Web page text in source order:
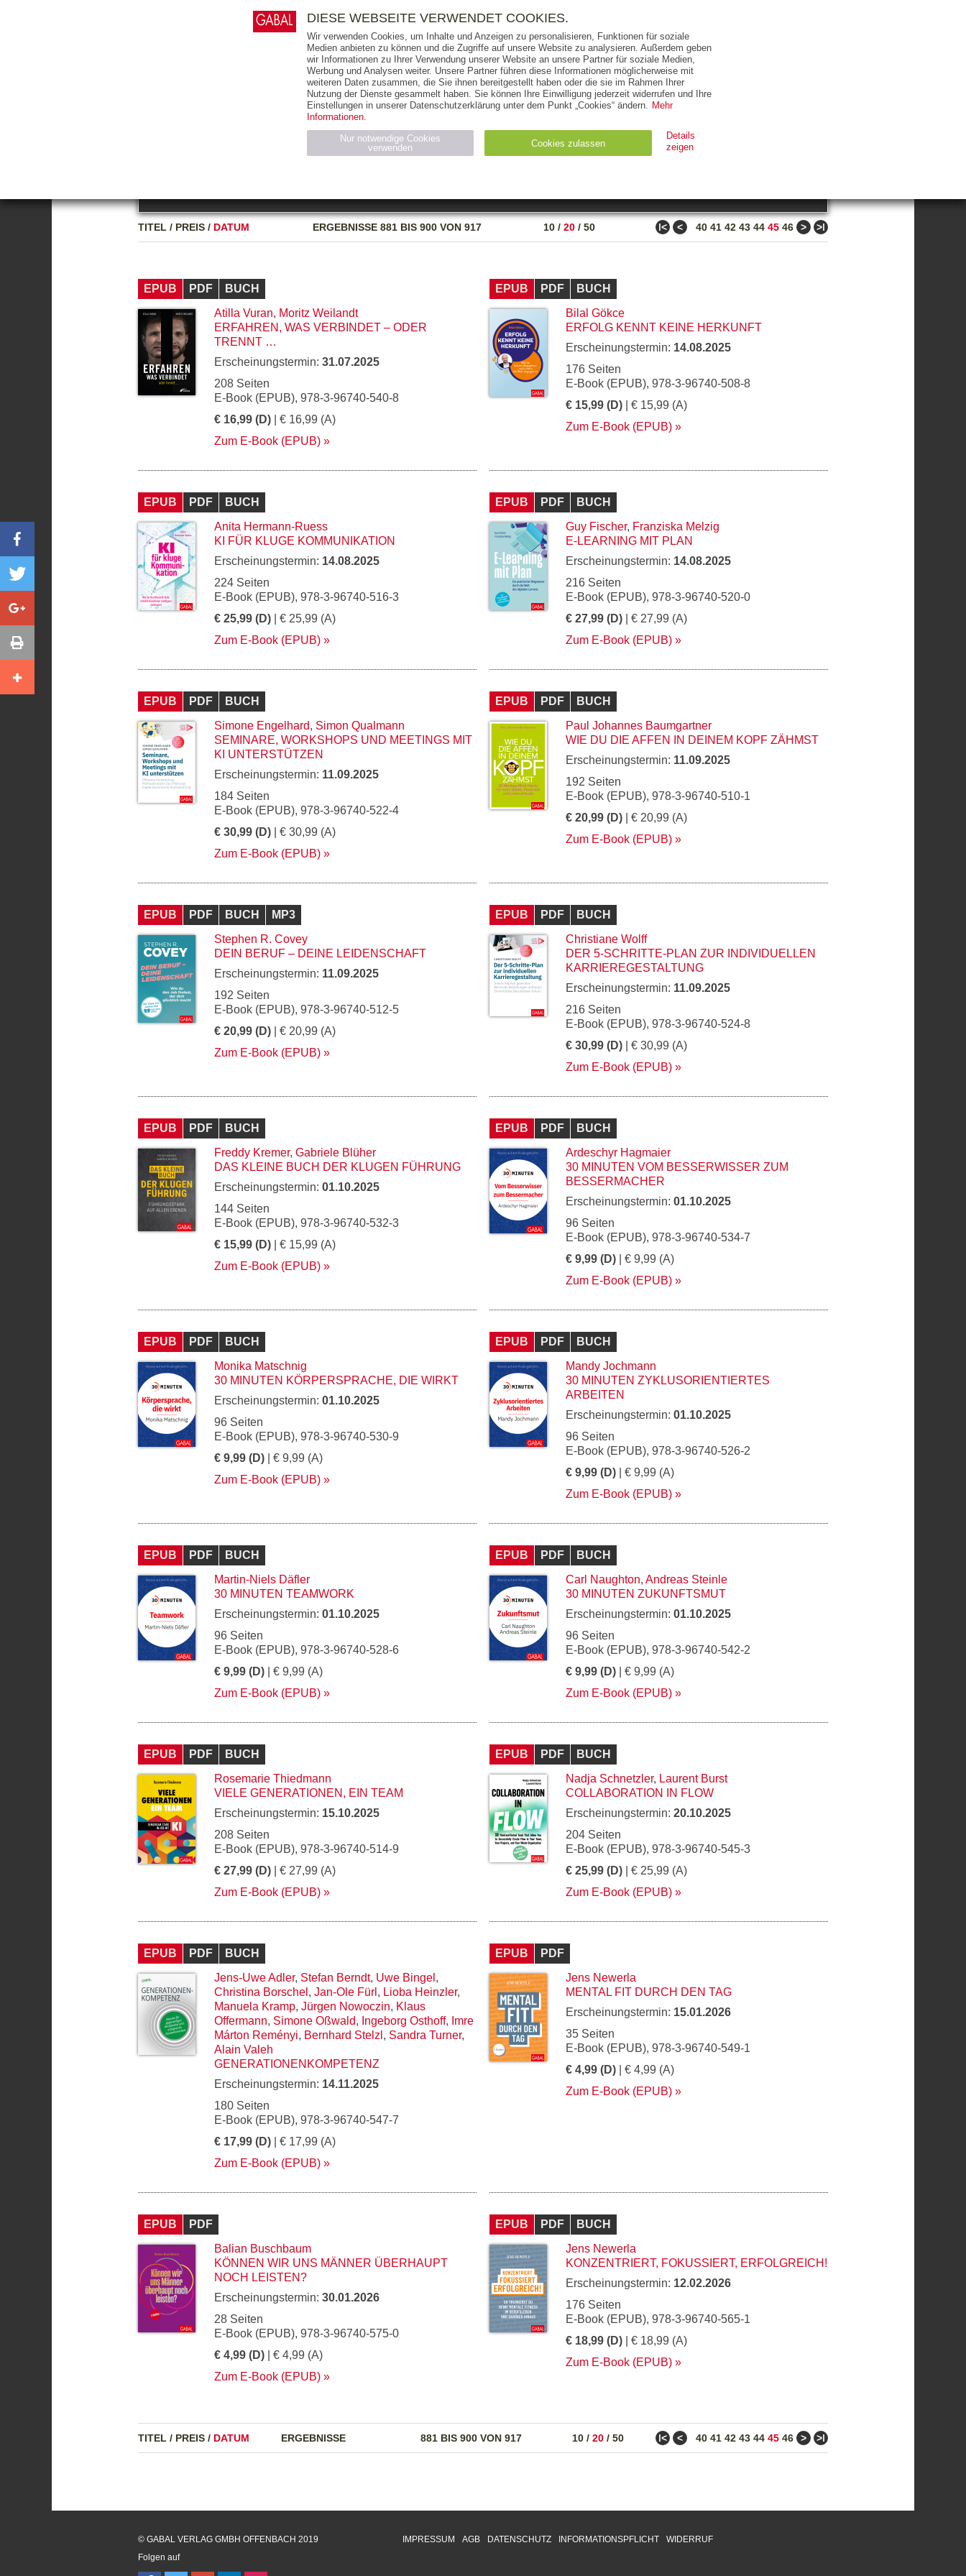
AUSGABEART AUS DER REIHE ZUM THEMA
TITEL / PREIS / DATUM ERGEBNISSE881 BIS 900 VON 917 10 / 20 / 50 ǀ< < 40 41 42 43 44 45 46 > >ǀ
EPUB PDF
BUCH
Atilla Vuran, Moritz Weilandt
ERFAHREN, WAS VERBINDET – ODER
TRENNT …
Erscheinungstermin: 31.07.2025
208 Seiten
E-Book (EPUB), 978-3-96740-540-8
€ 16,99 (D) | € 16,99 (A)
Zum E-Book (EPUB)
EPUB PDF
BUCH
Bilal Gökce
ERFOLG KENNT KEINE HERKUNFT
Erscheinungstermin: 14.08.2025
176 Seiten
E-Book (EPUB), 978-3-96740-508-8
€ 15,99 (D) | € 15,99 (A)
Zum E-Book (EPUB)
EPUB PDF
BUCH
Anita Hermann-Ruess
KI FÜR KLUGE KOMMUNIKATION
Erscheinungstermin: 14.08.2025
224 Seiten
E-Book (EPUB), 978-3-96740-516-3
€ 25,99 (D) | € 25,99 (A)
Zum E-Book (EPUB)
EPUB PDF
BUCH
Guy Fischer, Franziska Melzig
E-LEARNING MIT PLAN
Erscheinungstermin: 14.08.2025
216 Seiten
E-Book (EPUB), 978-3-96740-520-0
€ 27,99 (D) | € 27,99 (A)
Zum E-Book (EPUB)
EPUB PDF
BUCH
Simone Engelhard, Simon Qualmann
SEMINARE, WORKSHOPS UND MEETINGS MIT
KI UNTERSTÜTZEN
Erscheinungstermin: 11.09.2025
184 Seiten
E-Book (EPUB), 978-3-96740-522-4
€ 30,99 (D) | € 30,99 (A)
Zum E-Book (EPUB)
EPUB PDF
BUCH
Paul Johannes Baumgartner
WIE DU DIE AFFEN IN DEINEM KOPF ZÄHMST
Erscheinungstermin: 11.09.2025
192 Seiten
E-Book (EPUB), 978-3-96740-510-1
€ 20,99 (D) | € 20,99 (A)
Zum E-Book (EPUB)
EPUB PDF BUCH
MP3
Stephen R. Covey
DEIN BERUF – DEINE LEIDENSCHAFT
Erscheinungstermin: 11.09.2025
192 Seiten
E-Book (EPUB), 978-3-96740-512-5
€ 20,99 (D) | € 20,99 (A)
Zum E-Book (EPUB)
EPUB PDF
BUCH
Christiane Wolff
DER 5-SCHRITTE-PLAN ZUR INDIVIDUELLEN
KARRIEREGESTALTUNG
Erscheinungstermin: 11.09.2025
216 Seiten
E-Book (EPUB), 978-3-96740-524-8
€ 30,99 (D) | € 30,99 (A)
Zum E-Book (EPUB)
EPUB PDF
BUCH
Freddy Kremer, Gabriele Blüher
DAS KLEINE BUCH DER KLUGEN FÜHRUNG
Erscheinungstermin: 01.10.2025
144 Seiten
E-Book (EPUB), 978-3-96740-532-3
€ 15,99 (D) | € 15,99 (A)
Zum E-Book (EPUB)
EPUB PDF
BUCH
Ardeschyr Hagmaier
30 MINUTEN VOM BESSERWISSER ZUM
BESSERMACHER
Erscheinungstermin: 01.10.2025
96 Seiten
E-Book (EPUB), 978-3-96740-534-7
€ 9,99 (D) | € 9,99 (A)
Zum E-Book (EPUB)
EPUB PDF
BUCH
Monika Matschnig
30 MINUTEN KÖRPERSPRACHE, DIE WIRKT
Erscheinungstermin: 01.10.2025
96 Seiten
E-Book (EPUB), 978-3-96740-530-9
€ 9,99 (D) | € 9,99 (A)
Zum E-Book (EPUB)
EPUB PDF
BUCH
Mandy Jochmann
30 MINUTEN ZYKLUSORIENTIERTES
ARBEITEN
Erscheinungstermin: 01.10.2025
96 Seiten
E-Book (EPUB), 978-3-96740-526-2
€ 9,99 (D) | € 9,99 (A)
Zum E-Book (EPUB)
EPUB PDF
BUCH
Martin-Niels Däfler
30 MINUTEN TEAMWORK
Erscheinungstermin: 01.10.2025
96 Seiten
E-Book (EPUB), 978-3-96740-528-6
€ 9,99 (D) | € 9,99 (A)
Zum E-Book (EPUB)
EPUB PDF
BUCH
Carl Naughton, Andreas Steinle
30 MINUTEN ZUKUNFTSMUT
Erscheinungstermin: 01.10.2025
96 Seiten
E-Book (EPUB), 978-3-96740-542-2
€ 9,99 (D) | € 9,99 (A)
Zum E-Book (EPUB)
EPUB PDF
BUCH
Rosemarie Thiedmann
VIELE GENERATIONEN, EIN TEAM
Erscheinungstermin: 15.10.2025
208 Seiten
E-Book (EPUB), 978-3-96740-514-9
€ 27,99 (D) | € 27,99 (A)
Zum E-Book (EPUB)
EPUB PDF
BUCH
Nadja Schnetzler, Laurent Burst
COLLABORATION IN FLOW
Erscheinungstermin: 20.10.2025
204 Seiten
E-Book (EPUB), 978-3-96740-545-3
€ 25,99 (D) | € 25,99 (A)
Zum E-Book (EPUB)
EPUB PDF
BUCH
Jens-Uwe Adler, Stefan Berndt, Uwe Bingel ,
Christina Borschel , Jan-Ole Fürl , Lioba Heinzler,
Manuela Kramp, Jürgen Nowoczin, Klaus
Offermann, Simone Oßwald, Ingeborg Osthoff, Imre
Márton Reményi, Bernhard Stelzl , Sandra Turner,
Alain Valeh
GENERATIONENKOMPETENZ
Erscheinungstermin: 14.11.2025
180 Seiten
E-Book (EPUB), 978-3-96740-547-7
€ 17,99 (D) | € 17,99 (A)
Zum E-Book (EPUB)
EPUB
PDF
Jens Newerla
MENTAL FIT DURCH DEN TAG
Erscheinungstermin: 15.01.2026
35 Seiten
E-Book (EPUB), 978-3-96740-549-1
€ 4,99 (D) | € 4,99 (A)
Zum E-Book (EPUB)
EPUB
PDF
Balian Buschbaum
KÖNNEN WIR UNS MÄNNER ÜBERHAUPT
NOCH LEISTEN?
Erscheinungstermin: 30.01.2026
28 Seiten
E-Book (EPUB), 978-3-96740-575-0
€ 4,99 (D) | € 4,99 (A)
Zum E-Book (EPUB)
EPUB PDF
BUCH
Jens Newerla
KONZENTRIERT, FOKUSSIERT, ERFOLGREICH!
Erscheinungstermin: 12.02.2026
176 Seiten
E-Book (EPUB), 978-3-96740-565-1
€ 18,99 (D) | € 18,99 (A)
Zum E-Book (EPUB)
TITEL / PREIS / DATUM ERGEBNISSE 881 BIS 900 VON 917 10 / 20 / 50 ǀ< < 40 41 42 43 44 45 46 > >ǀ
E-BOOKS AUDIO-CDS MP3 NON-BOOKS
THEMEN AUTOREN VERLAG
RIGHTS PRESSE HANDEL FÜR UNTERNEHMEN
IMPRESSUM AGB DATENSCHUTZ INFORMATIONSPFLICHT WIDERRUF
© GABAL VERLAG GMBH OFFENBACH 2019
Folgen auf
DIESE WEBSEITE VERWENDET COOKIES.
Wir verwenden Cookies, um Inhalte und Anzeigen zu personalisieren, Funktionen für soziale
Medien anbieten zu können und die Zugriffe auf unsere Website zu analysieren. Außerdem geben
wir Informationen zu Ihrer Verwendung unserer Website an unsere Partner für soziale Medien,
Werbung und Analysen weiter. Unsere Partner führen diese Informationen möglicherweise mit
weiteren Daten zusammen, die Sie ihnen bereitgestellt haben oder die sie im Rahmen Ihrer
Nutzung der Dienste gesammelt haben. Sie können Ihre Einwilligung jederzeit widerrufen und Ihre
Einstellungen in unserer Datenschutzerklärung unter dem Punkt „Cookies“ ändern. Mehr
Informationen.
Nur notwendige Cookies
verwenden
Cookies zulassen
Details
zeigen
Name Anbieter Zweck Ablauf
Typ
CMS_SESSION_ID
gabal-
Wird für die Speicherung der Benutzer-Session verwendet Session HTTP